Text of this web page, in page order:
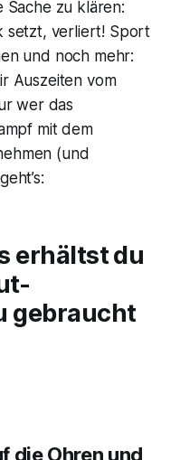
Sache zu klären:
setzt, verliert! Sport
und noch mehr:
Auszeiten vom
wer das
mit dem
(und
erhältst du
gebraucht
die Ohren und